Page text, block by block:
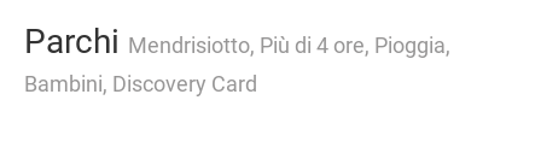
Parchi Mendrisiotto, Più di 4 ore, Pioggia,
Bambini, Discovery Card